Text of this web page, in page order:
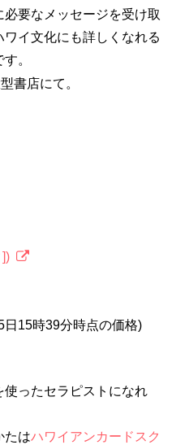
要なメッセージを受け取
イ文化にも詳しくなれる
。
書店にて。
15時39分時点の価格)
使ったセラピストになれ
たはハワイアンカードスク